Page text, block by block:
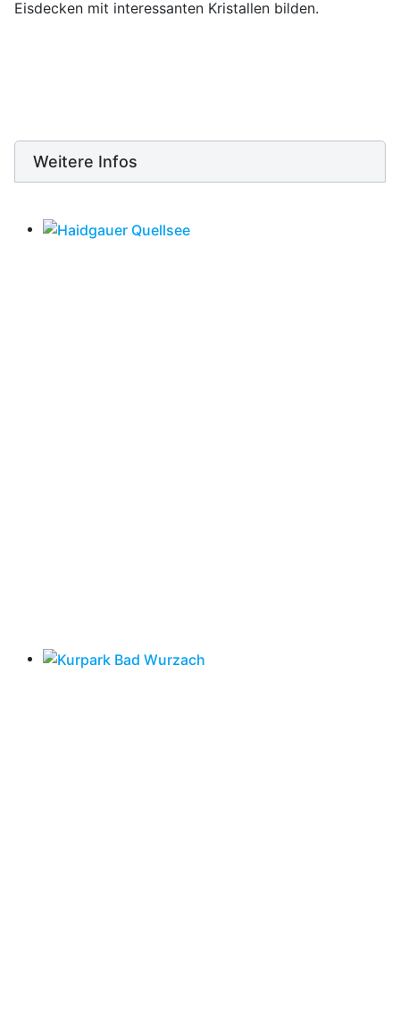
Eisdecken mit interessanten Kristallen bilden.
Weitere Infos